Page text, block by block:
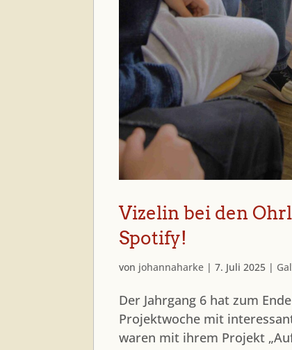
Vizelin bei den
Spotify!
von johannaharke |7. Juli 2025 |
Der Jahrgang 6 hat zum
Projektwoche mit
waren mit ihrem Projekt